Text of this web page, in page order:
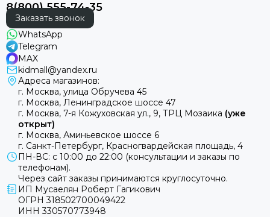
8(800) 555-74-35
Заказать звонок
WhatsApp
Telegram
MAX
kidmall@yandex.ru
Адреса магазинов:
г. Москва, улица Обручева 45
г. Москва, Ленинградское шоссе 47
г. Москва, 7-я Кожуховская ул., 9, ТРЦ Мозаика (уже
открыт)
г. Москва, Аминьевское шоссе 6
г. Санкт-Петербург, Красногвардейская площадь, 4
ПН-ВС: с 10:00 до 22:00 (консультации и заказы по
телефонам).
Через сайт заказы принимаются круглосуточно.
ИП Мусаелян Роберт Гагикович
ОГРН 318502700049422
ИНН 330570773948